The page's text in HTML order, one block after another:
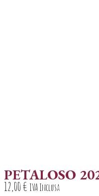
PETALOSO
12,00€ IVA Inclusa